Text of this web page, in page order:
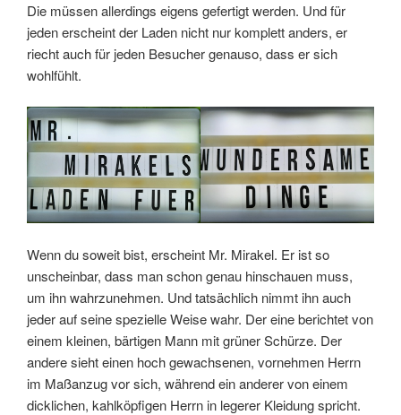
Die müssen allerdings eigens gefertigt werden. Und für
jeden erscheint der Laden nicht nur komplett anders, er
riecht auch für jeden Besucher genauso, dass er sich
wohlfühlt.
Wenn du soweit bist, erscheint Mr. Mirakel. Er ist so
unscheinbar, dass man schon genau hinschauen muss,
um ihn wahrzunehmen. Und tatsächlich nimmt ihn auch
jeder auf seine spezielle Weise wahr. Der eine berichtet von
einem kleinen, bärtigen Mann mit grüner Schürze. Der
andere sieht einen hoch gewachsenen, vornehmen Herrn
im Maßanzug vor sich, während ein anderer von einem
dicklichen, kahlköpfigen Herrn in legerer Kleidung spricht.